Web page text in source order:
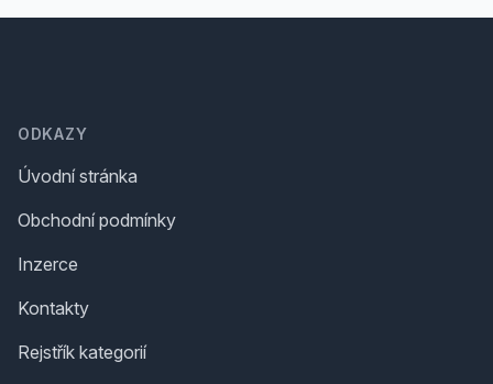
ODKAZY
Úvodní stránka
Obchodní podmínky
Inzerce
Kontakty
Rejstřík kategorií